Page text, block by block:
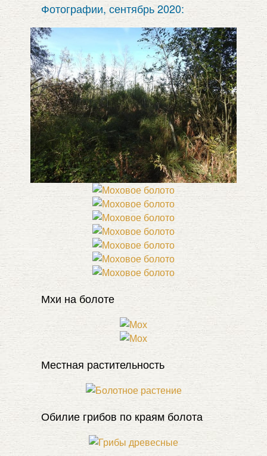
Фотографии, сентябрь 2020:
Мхи на болоте
Местная растительность
Обилие грибов по краям болота